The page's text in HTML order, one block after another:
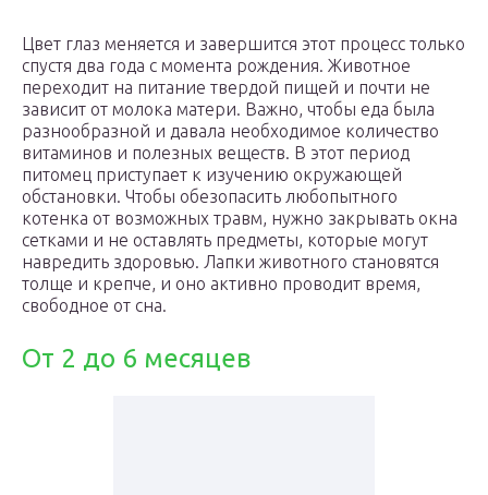
Цвет глаз меняется и завершится этот процесс только
спустя два года с момента рождения. Животное
переходит на питание твердой пищей и почти не
зависит от молока матери. Важно, чтобы еда была
разнообразной и давала необходимое количество
витаминов и полезных веществ. В этот период
питомец приступает к изучению окружающей
обстановки. Чтобы обезопасить любопытного
котенка от возможных травм, нужно закрывать окна
сетками и не оставлять предметы, которые могут
навредить здоровью. Лапки животного становятся
толще и крепче, и оно активно проводит время,
свободное от сна.
От 2 до 6 месяцев